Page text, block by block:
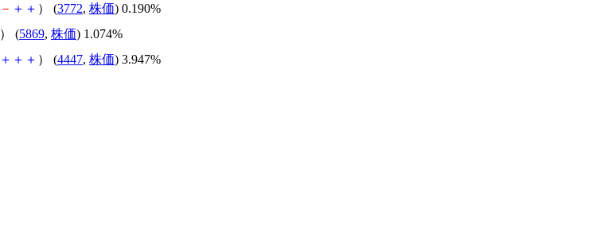
－ ＋ ＋ ） (3772, 株価) 0.190%
） (5869, 株価) 1.074%
＋ ＋ ＋ ） (4447, 株価) 3.947%